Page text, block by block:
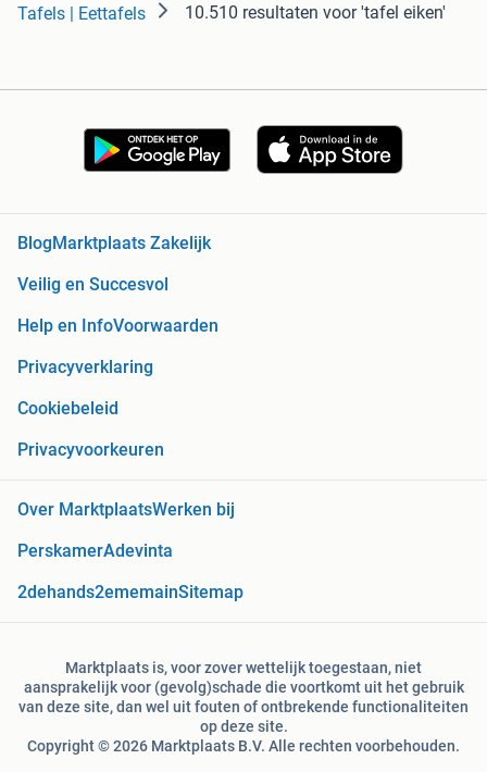
Tafels | Eettafels 10.510 resultaten voor 'tafel eiken'
BlogMarktplaats Zakelijk
Veilig en Succesvol
Help en InfoVoorwaarden
Privacyverklaring
Cookiebeleid
Privacyvoorkeuren
Over MarktplaatsWerken bij
PerskamerAdevinta
2dehands2ememainSitemap
Marktplaats is, voor zover wettelijk toegestaan, niet
aansprakelijk voor (gevolg)schade die voortkomt uit het gebruik
van deze site, dan wel uit fouten of ontbrekende functionaliteiten
op deze site.
Copyright © 2026 Marktplaats B.V. Alle rechten voorbehouden.